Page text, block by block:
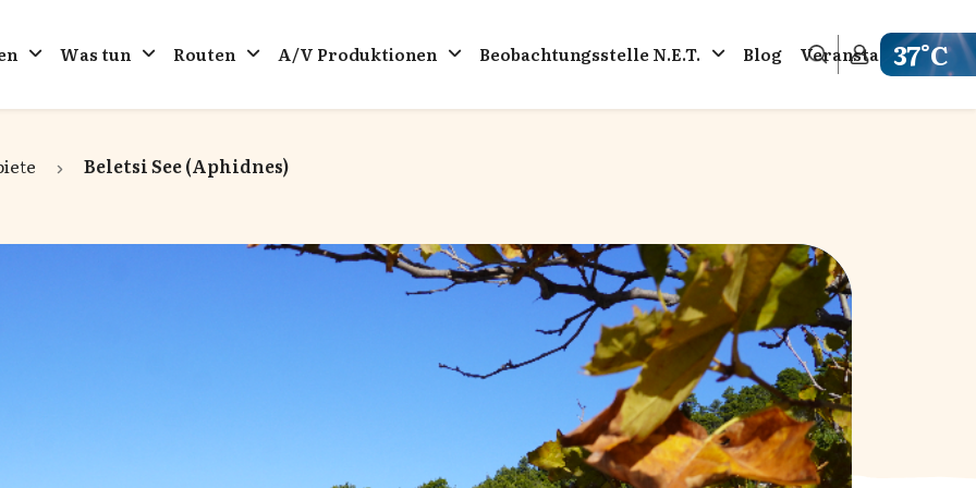
Was tun Routen A/V Produktionen Beobachtungsstelle N.E.T. Blog Veranstaltungen
37°C
Get
Beletsi See (Aphidnes)